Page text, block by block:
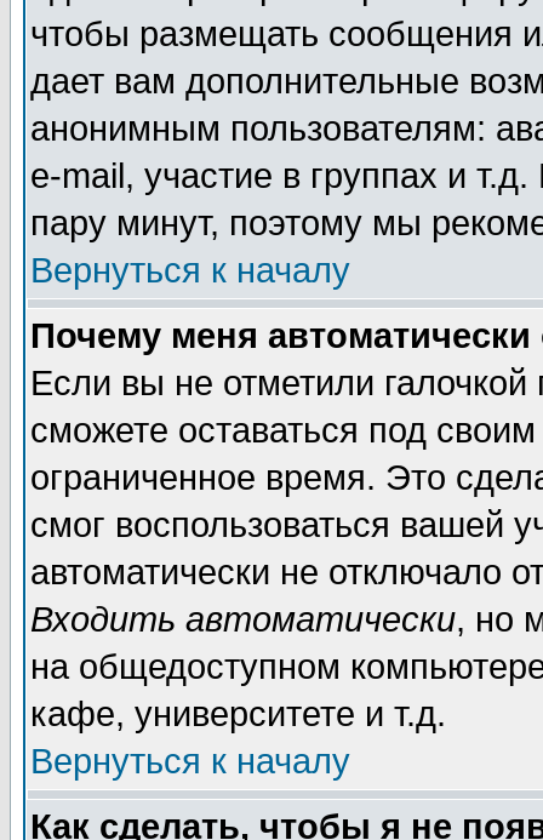
чтобы размещать сообщения
дает вам дополнительные
анонимным пользователям:
e-mail, участие в группах и
пару минут, поэтому мы
Вернуться к началу
Почему меня автоматически
Если вы не отметили галочкой
сможете оставаться под
ограниченное время. Это
смог воспользоваться вашей
автоматически не отключало
Входить автоматически, но
на общедоступном
кафе, университете и т.д.
Вернуться к началу
Как сделать, чтобы я не